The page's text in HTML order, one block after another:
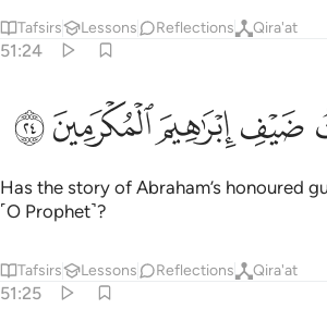
Tafsirs Lessons Reflections Qira'at
51:24
المكرمين ٢٤
ٱلْمُكْرَمِينَ ٢٤ﲫﲬﲭﲮ
Has the story of Abraham’s honoured
˹O Prophet˺?
Tafsirs Lessons Reflections Qira'at
51:25